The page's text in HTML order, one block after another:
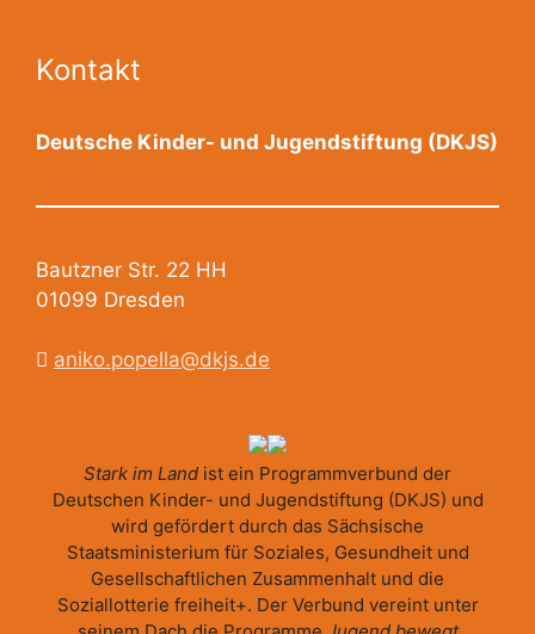
Kontakt
Deutsche Kinder- und Jugendstiftung (DKJS)
Bautzner Str. 22 HH
01099 Dresden
aniko.popella@dkjs.de
Stark im Land ist ein Programmverbund der
Deutschen Kinder- und Jugendstiftung (DKJS) und
wird gefördert durch das Sächsische
Staatsministerium für Soziales, Gesundheit und
Gesellschaftlichen Zusammenhalt und die
Soziallotterie freiheit+. Der Verbund vereint unter